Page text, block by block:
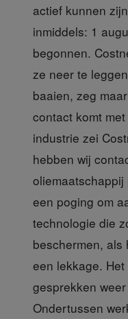
actief kunnen
inmiddels: 1
begonnen.
ze neer te
baaien, zeg
contact komt
industrie zei
hebben wij
een poging om
technologie die
beschermen, als
een lekkage.
gesprekken
Ondertussen